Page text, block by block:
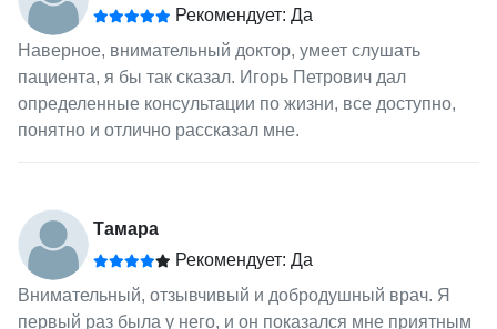
Рекомендует: Да
Наверное, внимательный доктор, умеет слушать
пациента, я бы так сказал. Игорь Петрович дал
определенные консультации по жизни, все доступно,
понятно и отлично рассказал мне.
Тамара
Рекомендует: Да
Внимательный, отзывчивый и добродушный врач. Я
первый раз была у него, и он показался мне приятным